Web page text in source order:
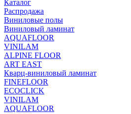
Каталог
Распродажа
Виниловые полы
Виниловый ламинат
AQUAFLOOR
VINILAM
ALPINE FLOOR
ART EAST
Кварц-виниловый ламинат
FINEFLOOR
ECOCLICK
VINILAM
AQUAFLOOR